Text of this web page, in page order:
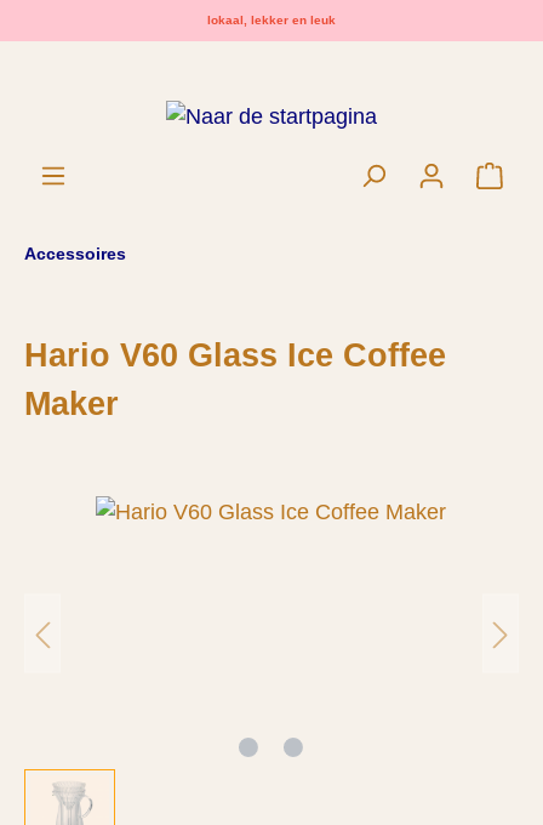
lokaal, lekker en leuk
Accessoires
Hario V60 Glass Ice Coffee
Maker
Afbeeldingengalerij overslaan